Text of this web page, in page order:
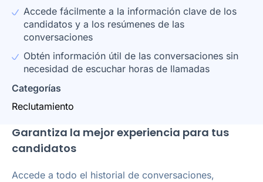
Accede fácilmente a la información clave de los
candidatos y a los resúmenes de las
conversaciones
Obtén información útil de las conversaciones sin
necesidad de escuchar horas de llamadas
Categorías
Reclutamiento
Garantiza la mejor experiencia para tus
candidatos
Accede a todo el historial de conversaciones,